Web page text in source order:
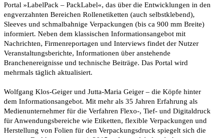
Portal »LabelPack – PackLabel«, das über die Entwicklungen in den
engverzahnten Bereichen Rollenetiketten (auch selbstklebend),
Sleeves und schmalbahnige Verpackungen (bis ca 900 mm Breite)
informiert. Neben dem klassischen Informationsangebot mit
Nachrichten, Firmenreportagen und Interviews findet der Nutzer
Veranstaltungsberichte, Informationen über anstehende
Branchenereignisse und technische Beiträge. Das Portal wird
mehrmals täglich aktualisiert.
Wolfgang Klos-Geiger und Jutta-Maria Geiger – die Köpfe hinter
dem Informationsangebot. Mit mehr als 35 Jahren Erfahrung als
Medienunternehmer für die Verfahren Flexo-, Tief- und Digitaldruck
für Anwendungsbereiche wie Etiketten, flexible Verpackungen und
Herstellung von Folien für den Verpackungsdruck spiegelt sich die